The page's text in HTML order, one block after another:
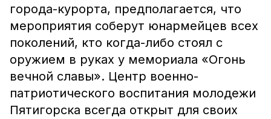
города-курорта, предполагается, что
мероприятия соберут юнармейцев всех
поколений, кто когда-либо стоял с
оружием в руках у мемориала «Огонь
вечной славы». Центр военно-
патриотического воспитания молодежи
Пятигорска всегда открыт для своих